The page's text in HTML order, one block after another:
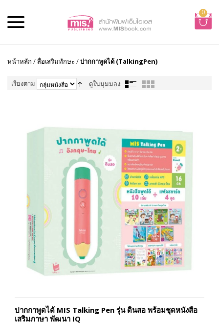
0
หน้าหลัก /สื่อเสริมทักษะ /ปากกาพูดได้ (TalkingPen)
เรียงตาม ดูในมุมมอง:
ปากกาพูดได้ MIS Talking Pen รุ่น ดินสอ พร้อมชุดหนังสือ
เสริมภาษา พัฒนา IQ